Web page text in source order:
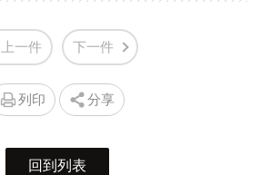
上一件 下一件
列印 分享
回到列表